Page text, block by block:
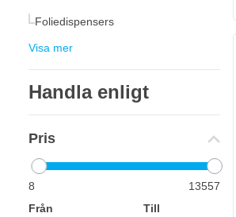
Foliedispensers
Visa mer
Handla enligt
Pris
8
13557
Från
Till